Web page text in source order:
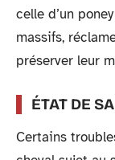
celle d’un
massifs,
préserver leur
ÉTAT DE
Certains